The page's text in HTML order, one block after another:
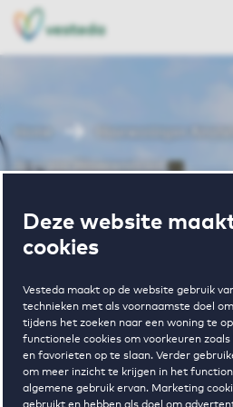
Deze website
cookies
Vesteda maakt op de website gebruik
technieken met als voornaamste doel
tijdens het zoeken naar een woning te
functionele cookies om voorkeuren
en favorieten op te slaan. Verder
om meer inzicht te krijgen in het
algemene gebruik ervan. Marketing
NL
EN
Bors van Waverenstraat
Wonen
van